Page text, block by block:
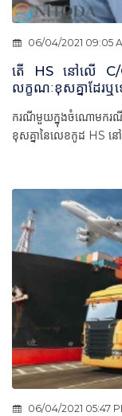
06/04/2021 09:05
តើ HS នៅលើ C/
លក្ខណៈខុសគ្នាដែរឬ
ករណីមួយក្នុងចំណោមករណី
ខុសគ្នានៃលេខកូដ HS ន
06/04/2021 05:47